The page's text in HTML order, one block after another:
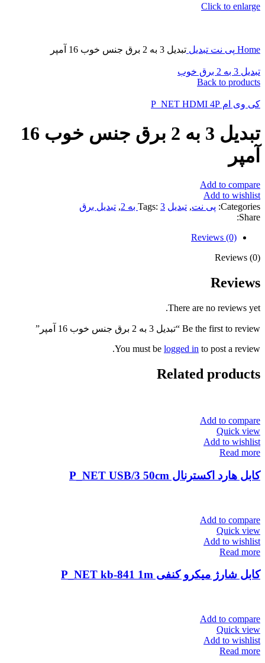
Click to enlarge
Home پی نت تبدیل تبدیل 3 به 2 برق جنس خوب 16 آمپر
تبدیل 3 به 2 برق خوب
Back to products
کی وی ام P_NET HDMI 4P
تبدیل 3 به 2 برق جنس خوب 16
آمپر
Add to compare
Add to wishlist
Categories: پی نت, تبدیل Tags: 3 به 2 , تبدیل برق
Share:
Reviews (0)
Reviews (0)
Reviews
There are no reviews yet.
Be the first to review “تبدیل 3 به 2 برق جنس خوب 16 آمپر”
You must be logged in to post a review.
Related products
Add to compare
Quick view
Add to wishlist
Read more
کابل هارد اکسترنال P_NET USB/3 50cm
Add to compare
Quick view
Add to wishlist
Read more
کابل شارژ میکرو کنفی P_NET kb-841 1m
Add to compare
Quick view
Add to wishlist
Read more